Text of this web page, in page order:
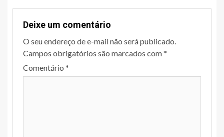
Deixe um comentário
O seu endereço de e-mail não será publicado.
Campos obrigatórios são marcados com*
Comentário *